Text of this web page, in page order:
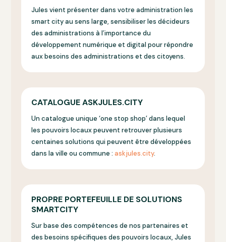
Jules vient présenter dans votre administration les
smart city au sens large, sensibiliser les décideurs
des administrations à l’importance du
développement numérique et digital pour répondre
aux besoins des administrations et des citoyens.
CATALOGUE ASKJULES.CITY
Un catalogue unique ‘one stop shop’ dans lequel
les pouvoirs locaux peuvent retrouver plusieurs
centaines solutions qui peuvent être développées
dans la ville ou commune :askjules.city.
PROPRE PORTEFEUILLE DE SOLUTIONS
SMARTCITY
Sur base des compétences de nos partenaires et
des besoins spécifiques des pouvoirs locaux, Jules